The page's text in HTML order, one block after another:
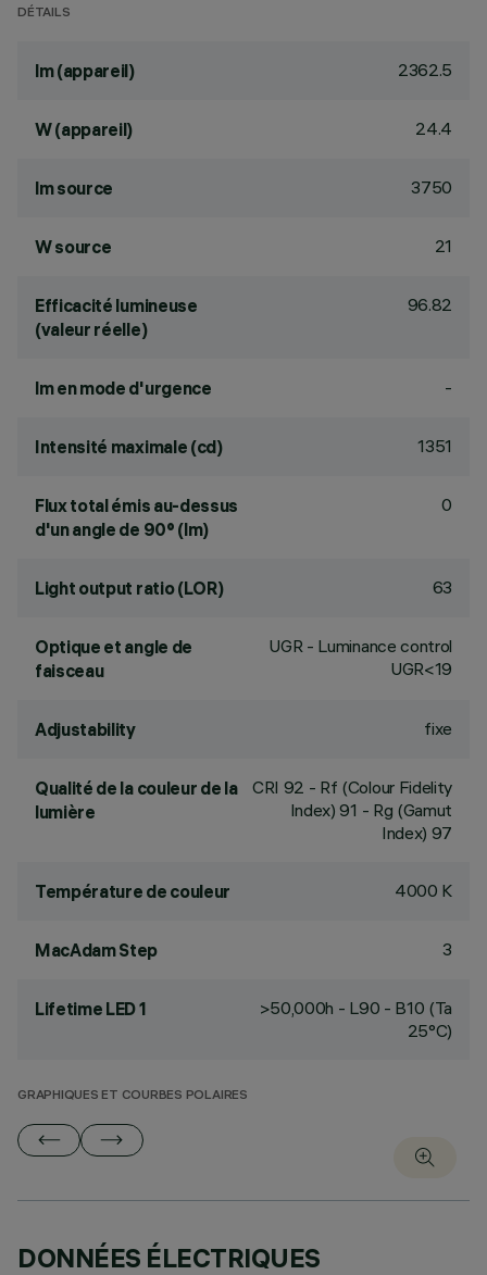
DÉTAILS
lm (appareil) 2362.5
W (appareil) 24.4
lm source 3750
W source 21
Efficacité lumineuse
(valeur réelle)
96.82
lm en mode d'urgence -
Intensité maximale (cd) 1351
Flux total émis au-dessus
d'un angle de 90° (lm)
0
Light output ratio (LOR) 63
Optique et angle de
faisceau
UGR - Luminance control
UGR<19
Adjustability fixe
Qualité de la couleur de la
lumière
CRI 92 - Rf (Colour Fidelity
Index) 91 - Rg (Gamut
Index) 97
Température de couleur 4000 K
MacAdam Step 3
Lifetime LED 1
>50,000h - L90 - B10 (Ta
25°C)
GRAPHIQUES ET COURBES POLAIRES
DONNÉES ÉLECTRIQUES